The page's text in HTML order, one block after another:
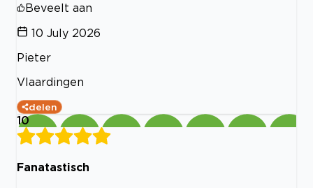
Beveelt aan
10 July 2026
Pieter
Vlaardingen
delen
10
Fanatastisch